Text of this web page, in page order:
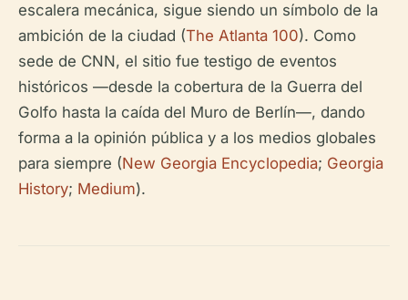
escalera mecánica, sigue siendo un símbolo de la
ambición de la ciudad (The Atlanta 100). Como
sede de CNN, el sitio fue testigo de eventos
históricos —desde la cobertura de la Guerra del
Golfo hasta la caída del Muro de Berlín—, dando
forma a la opinión pública y a los medios globales
para siempre (New Georgia Encyclopedia; Georgia
History; Medium).